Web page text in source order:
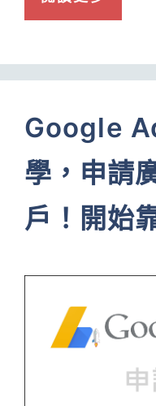
Google
學，申請
戶！開始